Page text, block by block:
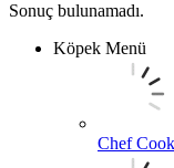
Sonuç bulunamadı.
Köpek Menü
Chef